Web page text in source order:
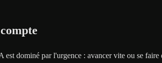
dominé par l'urgence : avancer vite ou se faire